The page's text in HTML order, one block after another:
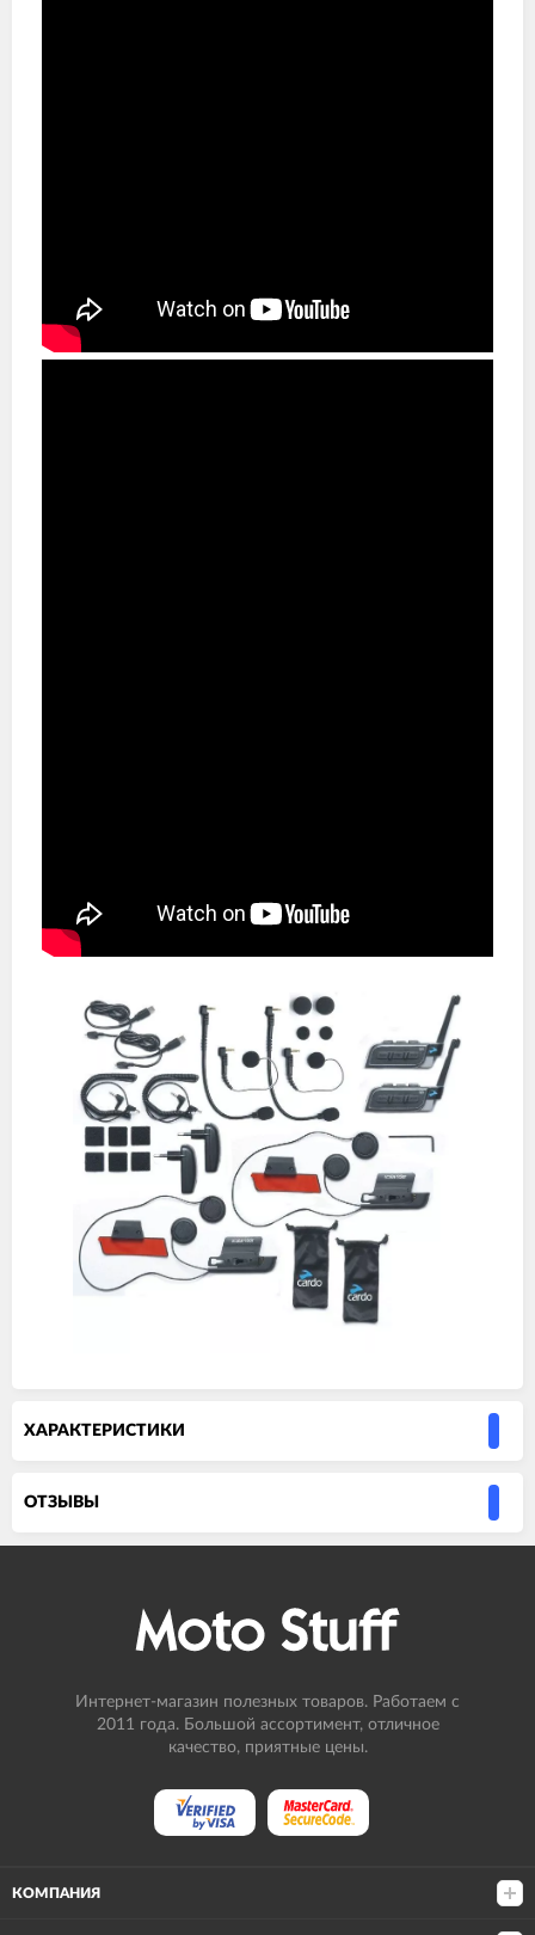
ХАРАКТЕРИСТИКИ
ОТЗЫВЫ
Интернет-магазин полезных товаров. Работаем с
2011 года. Большой ассортимент, отличное
качество, приятные цены.
КОМПАНИЯ